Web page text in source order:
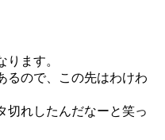
ます。
るので、この先はわけわ
切れしたんだなーと笑っ